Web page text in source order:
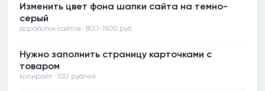
Изменить цвет фона шапки сайта на темно-
серый
доработки сайтов · 800-1500 руб
Нужно заполнить страницу карточками с
товаром
Копирайт · 100 рублей